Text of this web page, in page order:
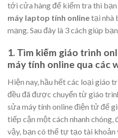
tới cửa hàng để kiểm tra thì
máy laptop tính onlinetại nhà
mạng. Sau đây là 3 cách giúp
1. Tìm kiếm giáo trình
máy tính online qua các
Hiện nay, hầu hết các loại giáo
đều đã được chuyển từ giáo
sửa máy tính online điện tử để
tiếp cận một cách nhanh chóng,
vậy, bạn có thể tự tạo tài